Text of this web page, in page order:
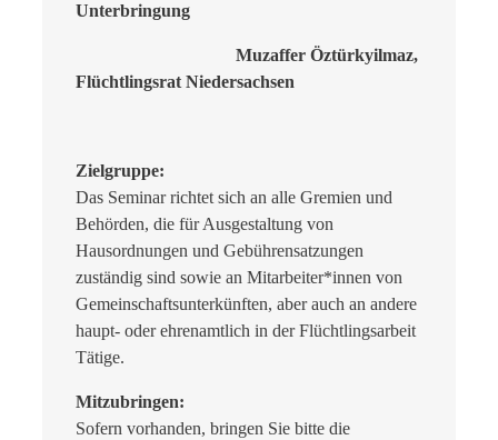
Unterbringung
Muzaffer Öztürkyilmaz,
Flüchtlingsrat Niedersachsen
Zielgruppe:
Das Seminar richtet sich an alle Gremien und
Behörden, die für Ausgestaltung von
Hausordnungen und Gebührensatzungen
zuständig sind sowie an Mitarbeiter*innen von
Gemeinschaftsunterkünften, aber auch an andere
haupt- oder ehrenamtlich in der Flüchtlingsarbeit
Tätige.
Mitzubringen:
Sofern vorhanden, bringen Sie bitte die